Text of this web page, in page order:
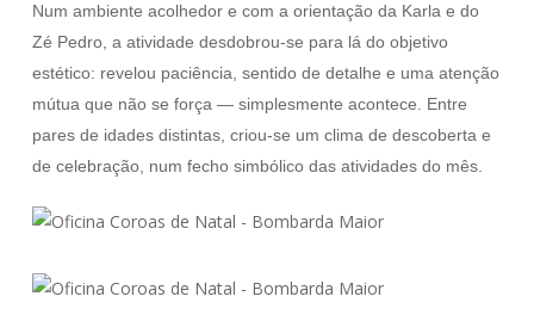
Num ambiente acolhedor e com a orientação da Karla e do
Zé Pedro, a atividade desdobrou-se para lá do objetivo
estético: revelou paciência, sentido de detalhe e uma atenção
mútua que não se força — simplesmente acontece. Entre
pares de idades distintas, criou-se um clima de descoberta e
de celebração, num fecho simbólico das atividades do mês.